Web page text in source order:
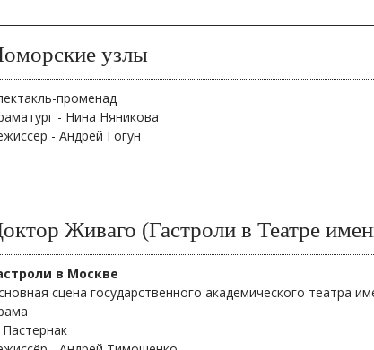
узлы
променад
- Нина Няникова
- Андрей Гогун
Живаго (Гастроли в Театре
в Москве
сцена государственного академического театра
Пастернак